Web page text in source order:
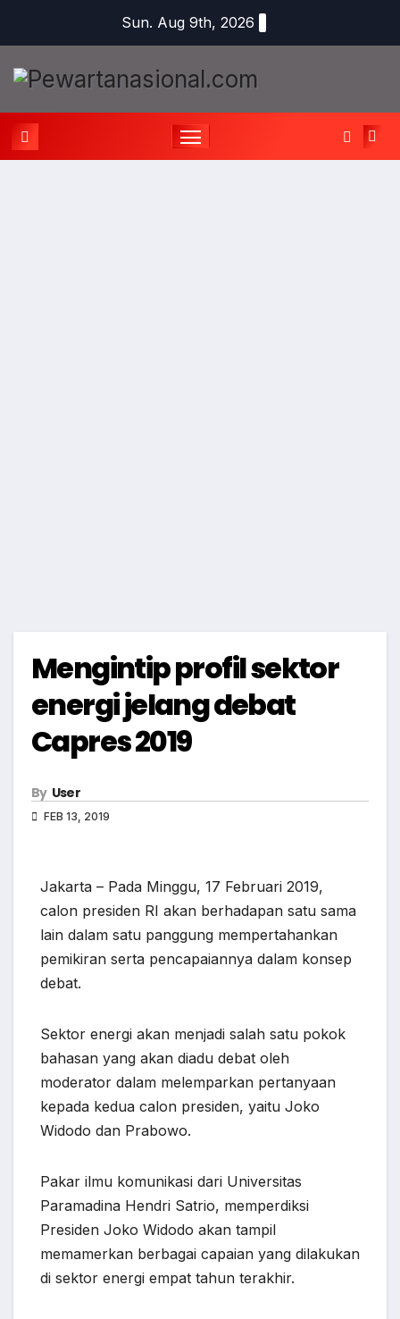
Sun. Aug 9th, 2026
Mengintip profil sektor
energi jelang debat
Capres 2019
By User
FEB 13, 2019
Jakarta – Pada Minggu, 17 Februari 2019,
calon presiden RI akan berhadapan satu sama
lain dalam satu panggung mempertahankan
pemikiran serta pencapaiannya dalam konsep
debat.
Sektor energi akan menjadi salah satu pokok
bahasan yang akan diadu debat oleh
moderator dalam melemparkan pertanyaan
kepada kedua calon presiden, yaitu Joko
Widodo dan Prabowo.
Pakar ilmu komunikasi dari Universitas
Paramadina Hendri Satrio, memperdiksi
Presiden Joko Widodo akan tampil
memamerkan berbagai capaian yang dilakukan
di sektor energi empat tahun terakhir.